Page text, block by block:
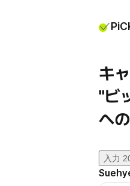
キ
"ビ
へ
入力